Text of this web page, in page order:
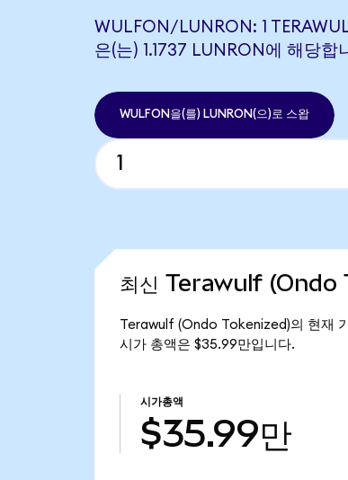
WULFON/LUNRON: 1
은(는) 1.1737 LUNRON에 해당합
WULFON을(를) LUNRON(으)로 스왑
최신 Terawulf (Ondo
Terawulf (Ondo Tokenized)의 현재
시가 총액은 $35.99만입니다.
시가총액
$35.99만